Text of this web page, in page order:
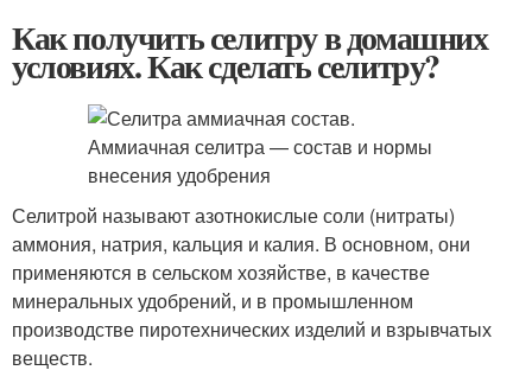
Как получить селитру в домашних
условиях. Как сделать селитру?
Селитрой называют азотнокислые соли (нитраты)
аммония, натрия, кальция и калия. В основном, они
применяются в сельском хозяйстве, в качестве
минеральных удобрений, и в промышленном
производстве пиротехнических изделий и взрывчатых
веществ.